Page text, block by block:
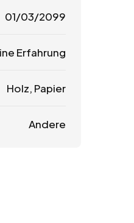
01/03/2099
Erfahrung
Holz, Papier
Andere